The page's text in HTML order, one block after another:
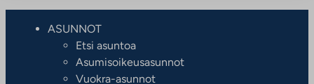
ASUNNOT
Etsi asuntoa
Asumisoikeusasunnot
Vuokra-asunnot